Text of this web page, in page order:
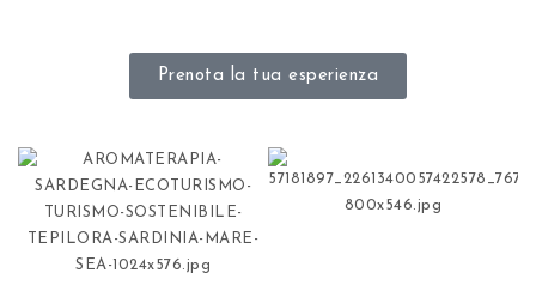
Prenota la tua esperienza